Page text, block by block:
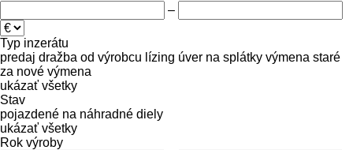
–
Typ inzerátu
predaj dražba od výrobcu lízing úver na splátky výmena staré
za nové výmena
ukázať všetky
Stav
pojazdené na náhradné diely
ukázať všetky
Rok výroby